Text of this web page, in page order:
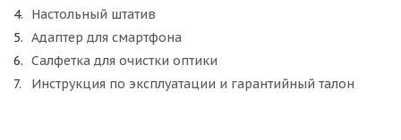
Настольный штатив
Адаптер для смартфона
Салфетка для очистки оптики
Инструкция по эксплуатации и гарантийный талон